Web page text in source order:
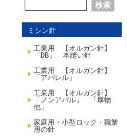
ミシン針
工業用 【オルガン針】
「DB」 本縫い針
工業用 【オルガン針】
「アパレル」
工業用 【オルガン針】
「ノンアパル」 「厚物
他」
家庭用・小型ロック・職業
用の針